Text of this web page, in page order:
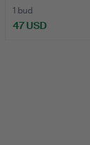
1 bud
47 USD